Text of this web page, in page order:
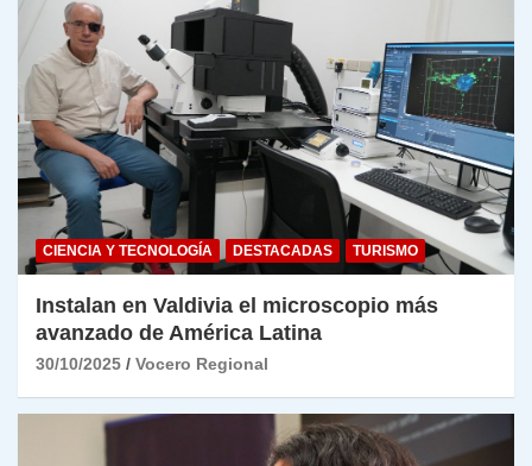
CIENCIA Y TECNOLOGÍA DESTACADAS TURISMO
Instalan en Valdivia el microscopio más
avanzado de América Latina
30/10/2025 Vocero Regional